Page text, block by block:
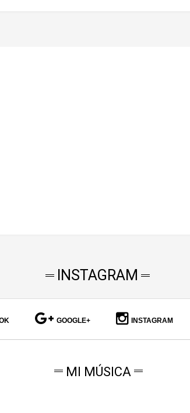
INSTAGRAM
GOOGLE+ INSTAGRAM
MI MÚSICA